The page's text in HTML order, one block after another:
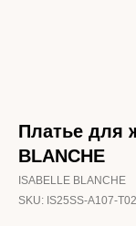
Платье для
BLANCHE
ISABELLE BLANCHE
SKU: IS25SS-A107-